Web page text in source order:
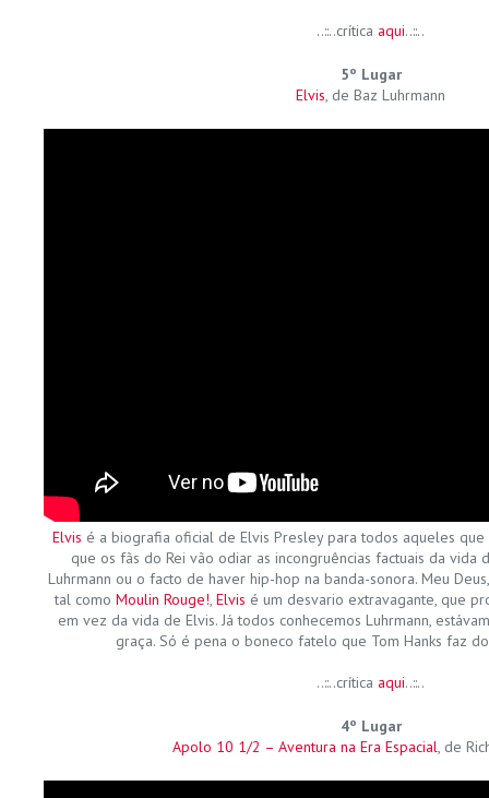
..::..crítica aqui..::..
5º Lugar
Elvis, de Baz Luhrmann
Elvis é a biografia oficial de Elvis Presley para todos aqueles que
que os fãs do Rei vão odiar as incongruências factuais da vida
Luhrmann ou o facto de haver hip-hop na banda-sonora. Meu
tal como Moulin Rouge!, Elvis é um desvario extravagante, que
em vez da vida de Elvis. Já todos conhecemos Luhrmann,
graça. Só é pena o boneco fatelo que Tom Hanks faz
..::..crítica aqui..::..
4º Lugar
Apolo 10 1/2 – Aventura na Era Espacial, de